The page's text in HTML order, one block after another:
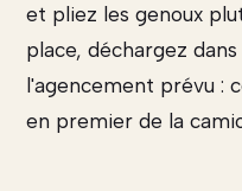
et pliez les genoux
place, déchargez
l'agencement prévu :
en premier de la